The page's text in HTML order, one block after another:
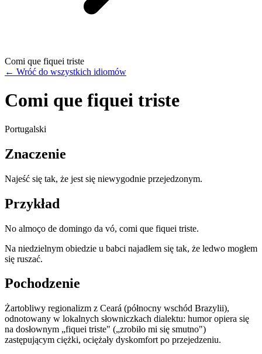
Comi que fiquei triste
← Wróć do wszystkich idiomów
Comi que fiquei triste
Portugalski
Znaczenie
Najeść się tak, że jest się niewygodnie przejedzonym.
Przykład
No almoço de domingo da vó, comi que fiquei triste.
Na niedzielnym obiedzie u babci najadłem się tak, że ledwo mogłem
się ruszać.
Pochodzenie
Żartobliwy regionalizm z Ceará (północny wschód Brazylii),
odnotowany w lokalnych słowniczkach dialektu: humor opiera się
na dosłownym „fiquei triste" („zrobiło mi się smutno")
zastępującym ciężki, ociężały dyskomfort po przejedzeniu.